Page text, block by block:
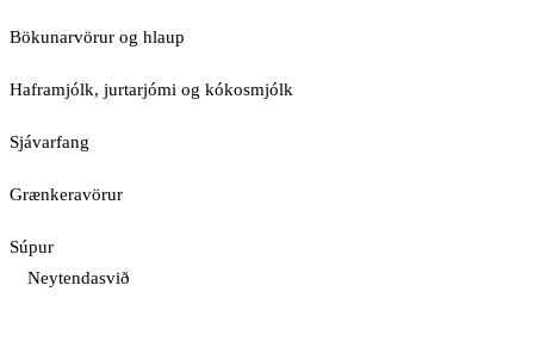
Bökunarvörur og hlaup
Haframjólk, jurtarjómi og kókosmjólk
Sjávarfang
Grænkeravörur
Súpur
Neytendasvið